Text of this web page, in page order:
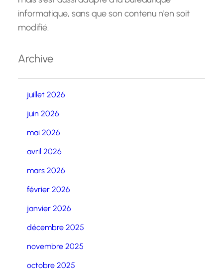
informatique, sans que son contenu n'en soit
modifié.
Archive
juillet 2026
juin 2026
mai 2026
avril 2026
mars 2026
février 2026
janvier 2026
décembre 2025
novembre 2025
octobre 2025